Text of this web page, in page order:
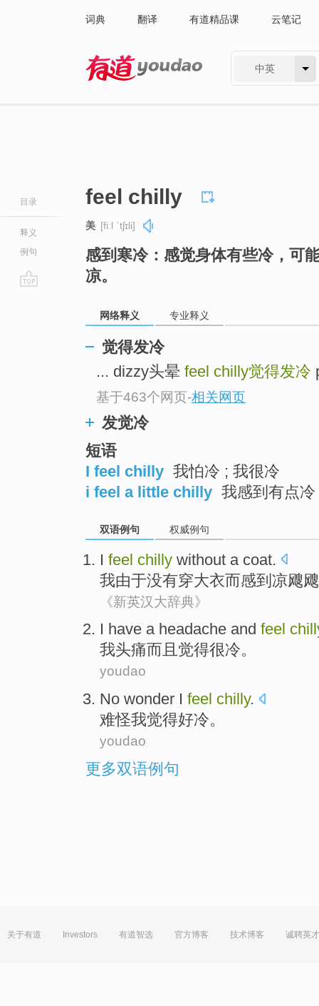
词典 翻译 有道精品课 云笔记
中英
目录
释义
例句
feel chilly
美 [fiːl ˈtʃɪli]
感到寒冷：感觉身体有些冷，可
凉。
网络释义 专业释义
觉得发冷
... dizzy头晕 feel chilly觉得发冷
基于463个网页-相关网页
发觉冷
短语
I feel chilly 我怕冷 ; 我很冷
i feel a little chilly 我感到有点冷
双语例句 权威例句
I feel chilly without a coat.
我由于没有穿大衣而感到 凉飕飕
《新英汉大辞典》
I have a headache and feel
我头痛而且 觉得很冷。
youdao
No wonder I feel chilly.
难怪我觉得好冷。
youdao
更多双语例句
关于有道 Investors 有道智选 官方博客 技术博客 诚聘英才